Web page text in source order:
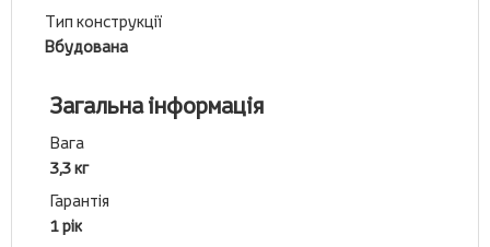
Тип конструкції
Вбудована
Загальна інформація
Вага
3,3 кг
Гарантія
1 рік